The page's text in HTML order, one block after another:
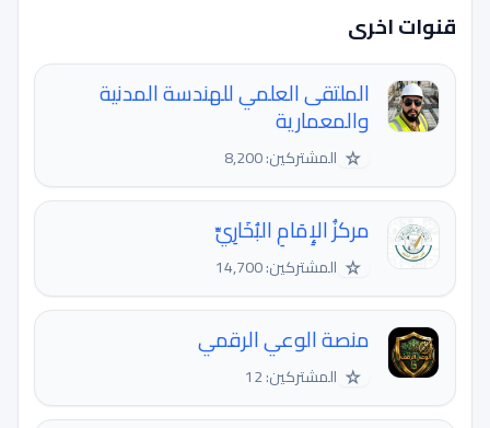
قنوات اخرى
الملتقى العلمي للهندسة المدنية
والمعمارية
☆ المشتركين: 8,200
مركزُ الإِمَامِ البُخَارِيِّ
☆ المشتركين: 14,700
منصة الوعي الرقمي
☆ المشتركين: 12